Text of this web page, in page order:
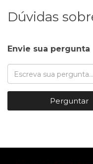
Dúvidas
Envie sua pergunta
Perguntar